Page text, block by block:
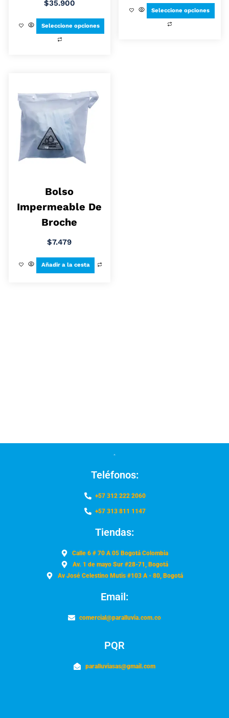
$35.900
Seleccione opciones
Seleccione opciones
Bolso
Impermeable De
Broche
$7.479
Añadir a la cesta
Teléfonos:
+57 312 222 2060
+57 313 811 1147
Tiendas:
Calle 6 # 70 A 05 Bogotá Colombia
Av. 1 de mayo Sur #28-71, Bogotá
Av José Celestino Mutis #103 A - 80, Bogotá
Email:
comercial@paralluvia.com.co
PQR
paralluviasas@gmail.com